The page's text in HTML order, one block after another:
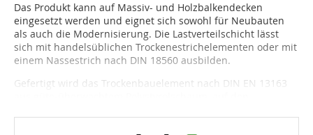
Das Produkt kann auf Massiv- und Holzbalkendecken
eingesetzt werden und eignet sich sowohl für Neubauten
als auch die Modernisierung. Die Lastverteilschicht lässt
sich mit handelsüblichen Tro­cken­estrich­ele­men­ten oder mit
einem Nassestrich nach DIN 18560 ausbilden.
Gefertigt wird das Trockenbauelement nach DIN EN 13163